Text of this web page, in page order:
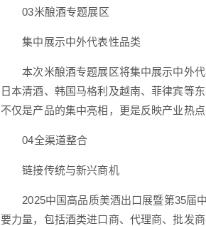
03米酿酒专题展区
集中展示中外代表性品类
本次米酿酒专题展区将集中展示中外代
日本清酒、韩国马格利及越南、菲律宾等
不仅是产品的集中亮相，更是反映产业热
04全渠道整合
链接传统与新兴商机
2025中国高品质美酒出口展暨第35届中
要力量，包括酒类进口商、代理商、批发